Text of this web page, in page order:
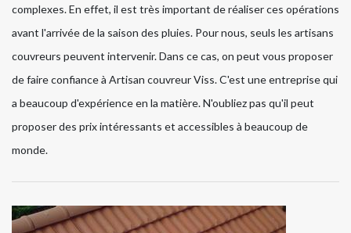
complexes. En effet, il est très important de réaliser ces opérations
avant l'arrivée de la saison des pluies. Pour nous, seuls les artisans
couvreurs peuvent intervenir. Dans ce cas, on peut vous proposer
de faire confiance à Artisan couvreur Viss. C'est une entreprise qui
a beaucoup d'expérience en la matière. N'oubliez pas qu'il peut
proposer des prix intéressants et accessibles à beaucoup de
monde.